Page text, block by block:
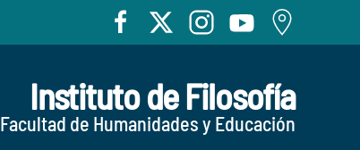
Instituto de Filosofía
Facultad de Humanidades y Educación